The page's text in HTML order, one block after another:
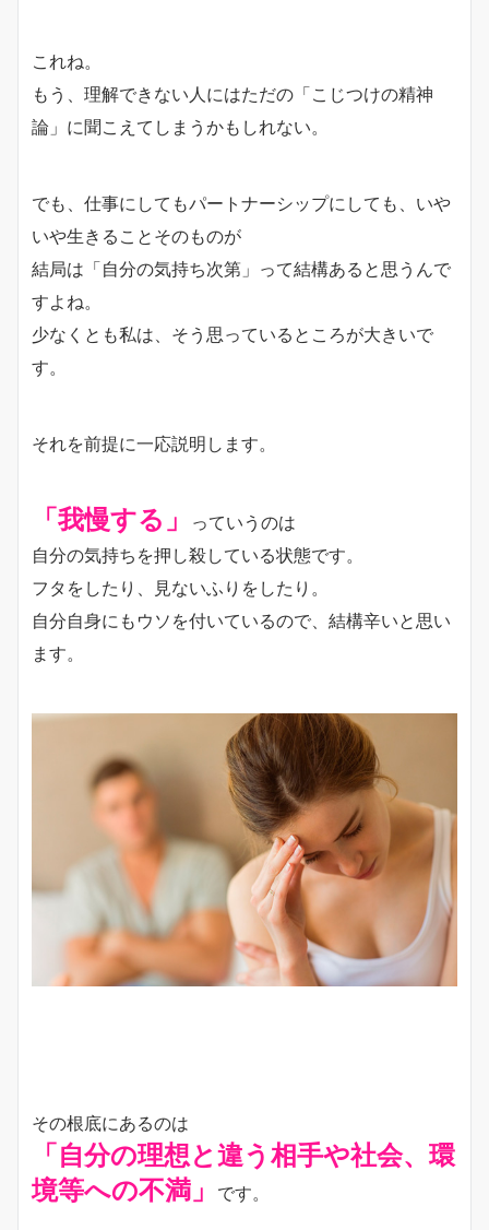
これね。
もう、理解できない人にはただの「こじつけの精神
論」に聞こえてしまうかもしれない。
でも、仕事にしてもパートナーシップにしても、いや
いや生きることそのものが
結局は「自分の気持ち次第」って結構あると思うんで
すよね。
少なくとも私は、そう思っているところが大きいで
す。
それを前提に一応説明します。
「我慢する」
っていうのは
自分の気持ちを押し殺している状態です。
フタをしたり、見ないふりをしたり。
自分自身にもウソを付いているので、結構辛いと思い
ます。
その根底にあるのは
「自分の理想と違う相手や社会、環
境等への不満」
です。